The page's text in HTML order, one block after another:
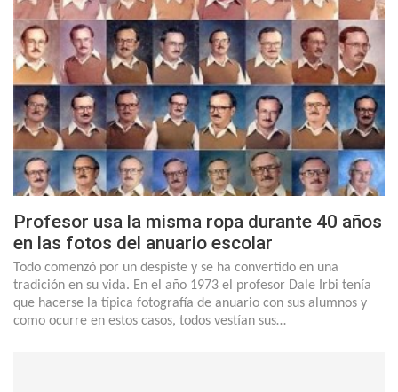
Profesor usa la misma ropa durante 40 años
en las fotos del anuario escolar
Todo comenzó por un despiste y se ha convertido en una
tradición en su vida. En el año 1973 el profesor Dale Irbi tenía
que hacerse la típica fotografía de anuario con sus alumnos y
como ocurre en estos casos, todos vestían sus…